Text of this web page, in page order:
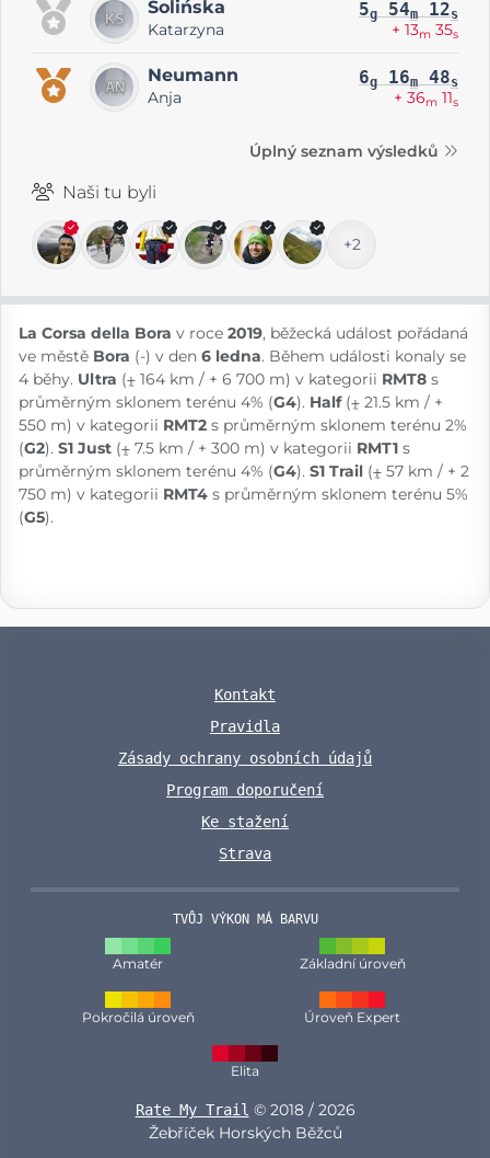
Solińska
Katarzyna
5g 54m 12s
+ 13m 35s
Neumann
Anja
6g 16m 48s
+ 36m 11s
Úplný seznam výsledků
Naši tu byli
+2
La Corsa della Bora v roce 2019, běžecká událost pořádaná
ve městě Bora (-) v den 6 ledna. Během události konaly se
4 běhy. Ultra (⨦ 164 km / + 6 700 m) v kategorii RMT8 s
průměrným sklonem terénu 4% (G4). Half(⨦ 21.5 km / +
550 m) v kategorii RMT2 s průměrným sklonem terénu 2%
(G2). S1 Just (⨦ 7.5 km / + 300 m) v kategorii RMT1 s
průměrným sklonem terénu 4% (G4). S1 Trail (⨦ 57 km / + 2
750 m) v kategorii RMT4 s průměrným sklonem terénu 5%
(G5).
Kontakt
Pravidla
Zásady ochrany osobních údajů
Program doporučení
Ke stažení
Strava
TVŮJ VÝKON MÁ BARVU
Amatér Základní úroveň
Pokročilá úroveň Úroveň Expert
Elita
Rate My Trail © 2018 / 2026
Žebříček Horských Běžců